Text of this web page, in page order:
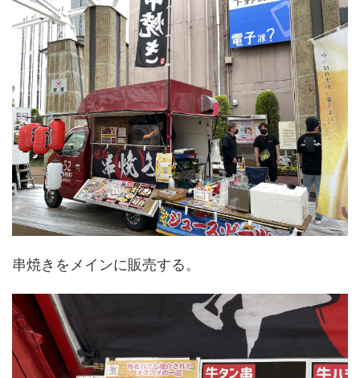
串焼きをメインに販売する。